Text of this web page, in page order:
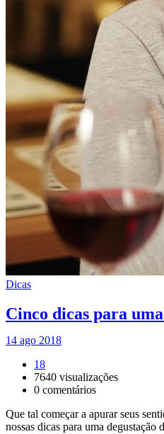
Dicas
Cinco dicas para
14 ago 2018
18
7640 visualizações
0 comentários
Que tal começar a apurar seus
nossas dicas para uma degustação